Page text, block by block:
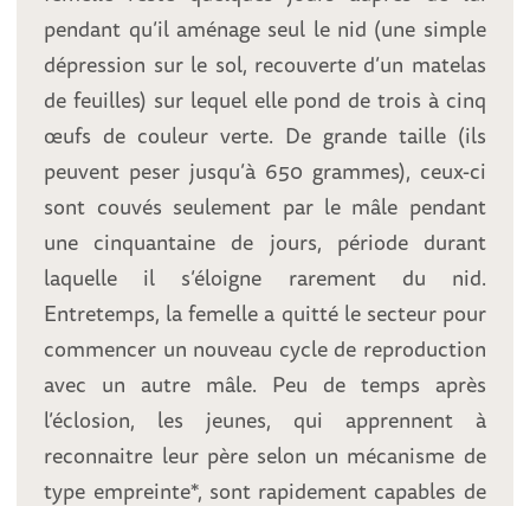
pendant qu’il aménage seul le nid (une simple
dépression sur le sol, recouverte d’un matelas
de feuilles) sur lequel elle pond de trois à cinq
œufs de couleur verte. De grande taille (ils
peuvent peser jusqu’à 650 grammes), ceux-ci
sont couvés seulement par le mâle pendant
une cinquantaine de jours, période durant
laquelle il s’éloigne rarement du nid.
Entretemps, la femelle a quitté le secteur pour
commencer un nouveau cycle de reproduction
avec un autre mâle. Peu de temps après
l’éclosion, les jeunes, qui apprennent à
reconnaitre leur père selon un mécanisme de
type empreinte*, sont rapidement capables de